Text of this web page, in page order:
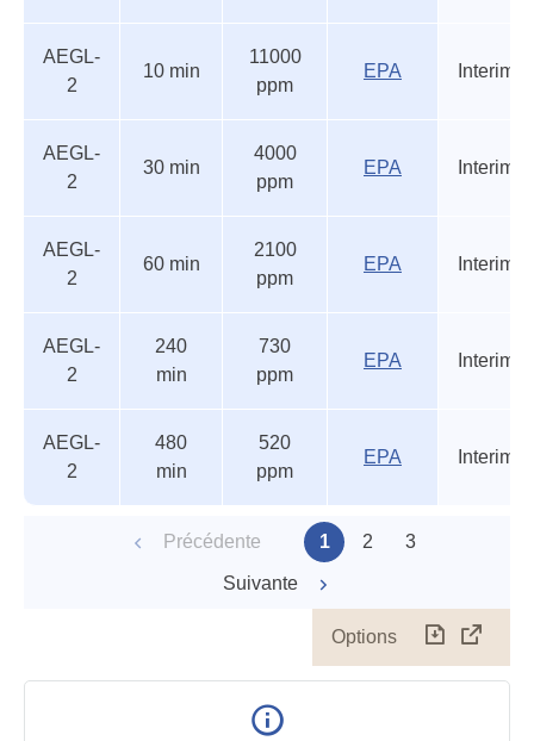
AEGL-
2
10 min
11000
ppm
EPA Interim
AEGL-
2
30 min
4000
ppm
EPA Interim
AEGL-
2
60 min
2100
ppm
EPA Interim
AEGL-
2
240
min
730
ppm
EPA Interim
AEGL-
2
480
min
520
ppm
EPA Interim
Précédente 1 2 3
Suivante
Options
le